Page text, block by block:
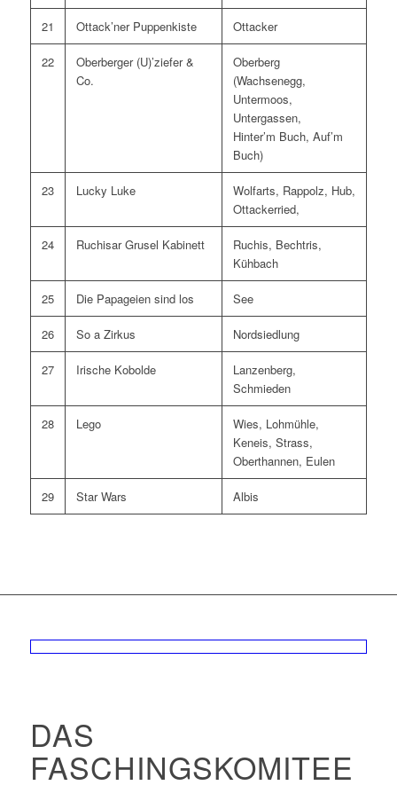
21 Ottack’ner Puppenkiste Ottacker
22
Oberberger (U)’ziefer &
Co.
Oberberg
(Wachsenegg,
Untermoos,
Untergassen,
Hinter’m Buch, Auf’m
Buch)
23 Lucky Luke
Wolfarts, Rappolz, Hub,
Ottackerried,
24 Ruchisar Grusel Kabinett
Ruchis, Bechtris,
Kühbach
25 Die Papageien sind los See
26 So a Zirkus Nordsiedlung
27 Irische Kobolde
Lanzenberg,
Schmieden
28 Lego
Wies, Lohmühle,
Keneis, Strass,
Oberthannen, Eulen
29 Star Wars Albis
DAS
FASCHINGSKOMITEE